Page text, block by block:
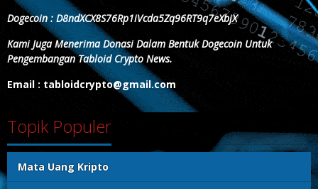
Dogecoin : D8ndXCX8S76Rp1iVcda5Zq96RT9q7eXbjX
Kami Juga Menerima Donasi Dalam Bentuk Dogecoin Untuk
Pengembangan Tabloid Crypto News.
Email : tabloidcrypto@gmail.com
Topik Populer
Mata Uang Kripto